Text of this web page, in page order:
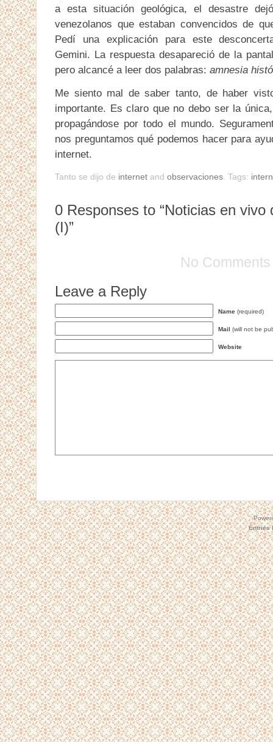
a esta situación geológica, el desastre
venezolanos que estaban convencidos de
Pedí una explicación para este
Gemini. La respuesta desapareció de la
pero alcancé a leer dos palabras: amnesia
Me siento mal de saber tanto, de haber
importante. Es claro que no debo ser la
propagándose por todo el mundo.
nos preguntamos qué podemos hacer para
internet.
Tanto se dijo de internet and observaciones Tags:
0 Responses to “Noticias en vivo
(I)”
No Comments
Leave a Reply
Name (required)
Mail (will not be
Website
Entries